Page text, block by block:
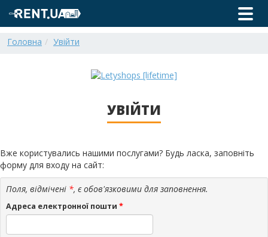
Головна Увійти
УВІЙТИ
Вже користувались нашими послугами? Будь ласка, заповніть
форму для входу на сайт:
Поля, відмічені *, є обов'язковими для заповнення.
Адреса електронної пошти *